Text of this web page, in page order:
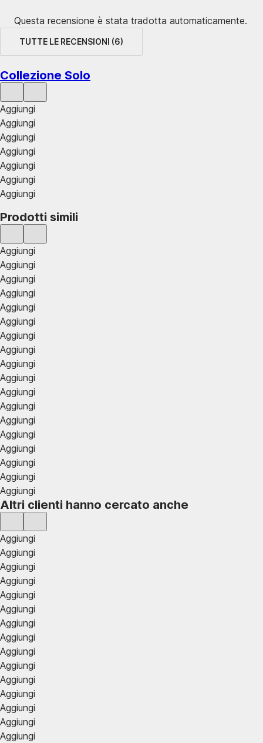
Questa recensione è stata tradotta automaticamente.
TUTTE LE RECENSIONI (6)
Collezione Solo
Aggiungi
Aggiungi
Aggiungi
Aggiungi
Aggiungi
Aggiungi
Aggiungi
Prodotti simili
Aggiungi
Aggiungi
Aggiungi
Aggiungi
Aggiungi
Aggiungi
Aggiungi
Aggiungi
Aggiungi
Aggiungi
Aggiungi
Aggiungi
Aggiungi
Aggiungi
Aggiungi
Aggiungi
Aggiungi
Aggiungi
Altri clienti hanno cercato anche
Aggiungi
Aggiungi
Aggiungi
Aggiungi
Aggiungi
Aggiungi
Aggiungi
Aggiungi
Aggiungi
Aggiungi
Aggiungi
Aggiungi
Aggiungi
Aggiungi
Aggiungi